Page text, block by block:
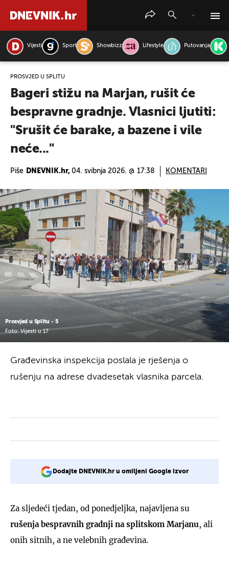
Vijesti Sport Showbizz Lifestyle Putovanja
PROSVJED U SPLITU
Bageri stižu na Marjan, rušit će
bespravne gradnje. Vlasnici ljutiti:
"Srušit će barake, a bazene i vile
neće..."
Piše DNEVNIK.hr, 04. svibnja 2026. @ 17:38 KOMENTARI
Prosvjed u Splitu - 5
Foto: Vijesti u 17
Građevinska inspekcija poslala je rješenja o
rušenju na adrese dvadesetak vlasnika parcela.
Dodajte DNEVNIK.hr u omiljeni Google izvor
Za sljedeći tjedan, od ponedjeljka, najavljena su
rušenja bespravnih gradnji na splitskom Marjanu, ali
onih sitnih, a ne velebnih građevina.
PRETRAŽITE VIJESTI